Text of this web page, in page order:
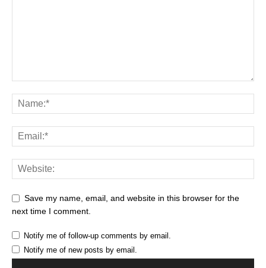
Save my name, email, and website in this browser for the
next time I comment.
Notify me of follow-up comments by email.
Notify me of new posts by email.